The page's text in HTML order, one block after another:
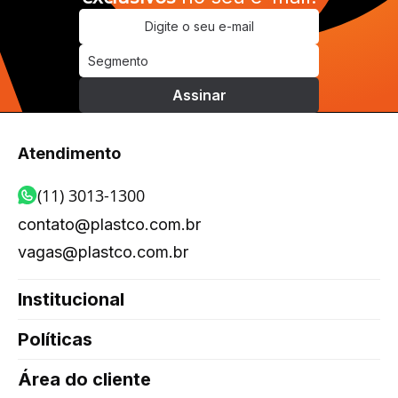
Atendimento
(11) 3013-1300
contato@plastco.com.br
vagas@plastco.com.br
Institucional
Políticas
Área do cliente